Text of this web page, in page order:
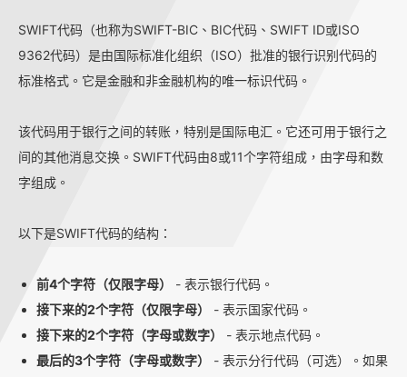
SWIFT代码（也称为SWIFT-BIC、BIC代码、SWIFT ID或ISO
9362代码）是由国际标准化组织（ISO）批准的银行识别代码的
标准格式。它是金融和非金融机构的唯一标识代码。
该代码用于银行之间的转账，特别是国际电汇。它还可用于银行之
间的其他消息交换。SWIFT代码由8或11个字符组成，由字母和数
字组成。
以下是SWIFT代码的结构：
前4个字符（仅限字母）
- 表示银行代码。
接下来的2个字符（仅限字母）
- 表示国家代码。
接下来的2个字符（字母或数字）
- 表示地点代码。
最后的3个字符（字母或数字）
- 表示分行代码（可选）。如果